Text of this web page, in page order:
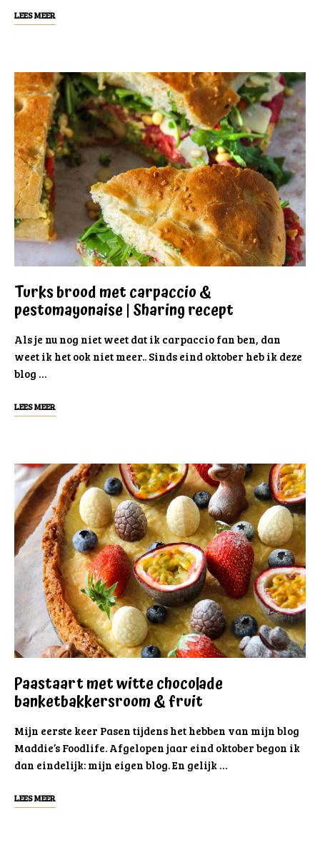
LEES MEER
Turks brood met carpaccio &
pestomayonaise | Sharing recept
Als je nu nog niet weet dat ik carpaccio fan ben, dan
weet ik het ook niet meer.. Sinds eind oktober heb ik deze
blog …
LEES MEER
Paastaart met witte chocolade
banketbakkersroom & fruit
Mijn eerste keer Pasen tijdens het hebben van mijn blog
Maddie’s Foodlife. Afgelopen jaar eind oktober begon ik
dan eindelijk: mijn eigen blog. En gelijk …
LEES MEER